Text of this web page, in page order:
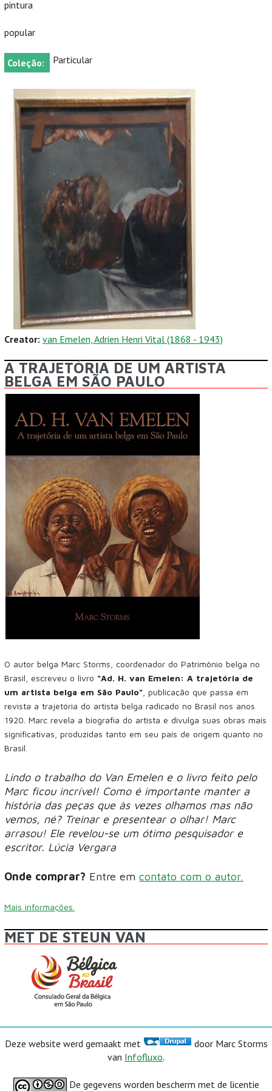
pintura
popular
Coleção: Particular
Creator: van Emelen, Adrien Henri Vital (1868 - 1943)
A TRAJETÓRIA DE UM ARTISTA
BELGA EM SÃO PAULO
O autor belga Marc Storms, coordenador do Patrimônio belga no
Brasil, escreveu o livro “Ad. H. van Emelen: A trajetória de
um artista belga em São Paulo” , publicação que passa em
revista a trajetória do artista belga radicado no Brasil nos anos
1920. Marc revela a biografia do artista e divulga suas obras mais
significativas, produzidas tanto em seu país de origem quanto no
Brasil.
Lindo o trabalho do Van Emelen e o livro feito pelo
Marc ficou incrível! Como é importante manter a
história das peças que às vezes olhamos mas não
vemos, né? Treinar e presentear o olhar! Marc
arrasou! Ele revelou-se um ótimo pesquisador e
escritor. Lúcia Vergara
Onde comprar? Entre em contato com o autor.
Mais informações.
MET DE STEUN VAN
Deze website werd gemaakt met
door Marc Storms
van Infofluxo.
De gegevens worden bescherm met de licentie